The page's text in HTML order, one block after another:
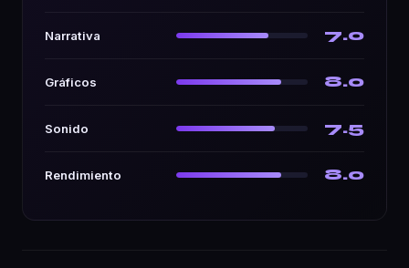
Narrativa 7.0
Gráficos 8.0
Sonido 7.5
Rendimiento 8.0